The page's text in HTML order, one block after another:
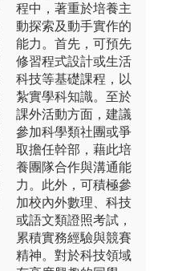
程中，著重於培養主
動探索及動手實作的
能力。首先，可預先
修習程式設計或生活
科技等基礎課程，以
紮實學科知識。至於
課外活動方面，建議
參加科學類社團或爭
取擔任幹部，藉此培
養團隊合作與溝通能
力。此外，可積極參
加校內外數理、科技
或語文類證照考試，
累積實務經驗與競賽
精神。對於科技領域